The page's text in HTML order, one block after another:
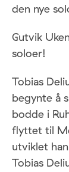
den nye
Gutvik
soloer!
Tobias
begynte å
bodde i
flyttet til
utviklet
Tobias